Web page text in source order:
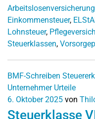
Arbeitslosenversicherung
Einkommensteuer,
Lohnsteuer,
Steuerklassen,
BMF-Schreiben
Unternehmer Urteile
6. Oktober 2025 von
Steuerklasse